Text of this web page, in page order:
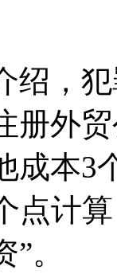
，犯
册外
成本3
点计
。